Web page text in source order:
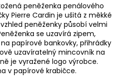
peněženka penálového
Pierre Cardin je ušitá z měkké
peněženky působí velmi
se uzavírá zipem,
papírové bankovky, přihrádky
uzavíratelný mincovník na
je vyražené logo výrobce.
v papírové krabičce.